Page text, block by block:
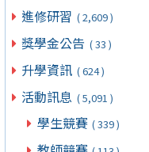
進修研習 ( 2,609 )
獎學金公告 ( 33 )
升學資訊 ( 624 )
活動訊息 ( 5,091 )
學生競賽 ( 339 )